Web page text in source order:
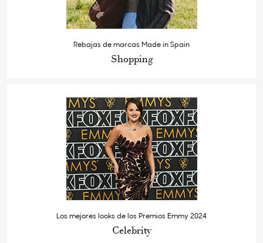
Rebajas de marcas Made in Spain
Shopping
Los mejores looks de los Premios Emmy 2024
Celebrity